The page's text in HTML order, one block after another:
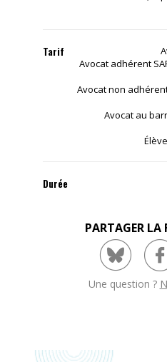
Tarif
Avocat adhérent
Avocat non
Avocat au
Durée
PARTAGER
Une question ?